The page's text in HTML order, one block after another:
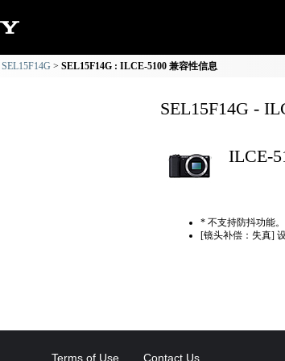
SEL15F14G : ILCE-5100 兼容性信息
SEL15F14G -
ILCE-
* 不支持防抖功能。
[镜头补偿：失真]
Terms of Use Contact Us